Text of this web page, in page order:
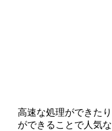
高速な処理ができた
ができることで人気